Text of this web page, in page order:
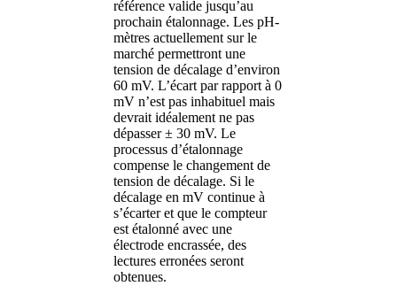
référence valide jusqu’au
prochain étalonnage. Les pH-
mètres actuellement sur le
marché permettront une
tension de décalage d’environ
60 mV. L’écart par rapport à 0
mV n’est pas inhabituel mais
devrait idéalement ne pas
dépasser ± 30 mV. Le
processus d’étalonnage
compense le changement de
tension de décalage. Si le
décalage en mV continue à
s’écarter et que le compteur
est étalonné avec une
électrode encrassée, des
lectures erronées seront
obtenues.